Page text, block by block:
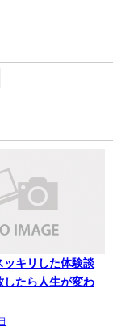
ッキリした体験談
したら人生が変わ